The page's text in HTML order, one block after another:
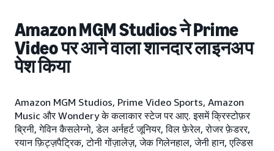
Amazon MGM Studios ने Prime
Video पर आने वाला शानदार लाइनअप
पेश किया
Amazon MGM Studios, Prime Video Sports, Amazon
Music और Wondery के कलाकार स्टेज पर आए. इसमें क्रिस्टोफ़र
ब्रिनी, गेविन कैसलेग्नो, डेल अर्नहर्ट जूनियर, विल फ़ेरेल, रोजर फ़ेडरर,
रयान फ़िट्ज़पैट्रिक, टोनी गोंज़ालेज़, जेक गिलेनहाल, जेनी हान, एल्डिस